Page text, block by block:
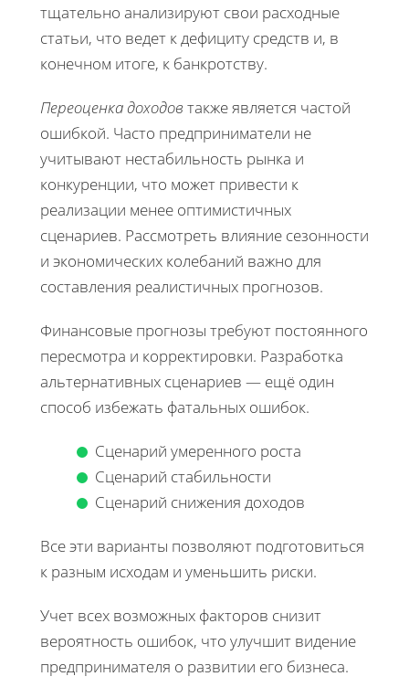
тщательно анализируют свои расходные
статьи, что ведет к дефициту средств и, в
конечном итоге, к банкротству.
Переоценка доходов также является частой
ошибкой. Часто предприниматели не
учитывают нестабильность рынка и
конкуренции, что может привести к
реализации менее оптимистичных
сценариев. Рассмотреть влияние сезонности
и экономических колебаний важно для
составления реалистичных прогнозов.
Финансовые прогнозы требуют постоянного
пересмотра и корректировки. Разработка
альтернативных сценариев — ещё один
способ избежать фатальных ошибок.
Сценарий умеренного роста
Сценарий стабильности
Сценарий снижения доходов
Все эти варианты позволяют подготовиться
к разным исходам и уменьшить риски.
Учет всех возможных факторов снизит
вероятность ошибок, что улучшит видение
предпринимателя о развитии его бизнеса.